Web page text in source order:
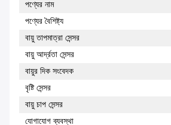
পণ্যের নাম
পণ্যের বৈশিষ্ট্য
বায়ু তাপমাত্রা সেন্সর
বায়ু আর্দ্রতা সেন্সর
বায়ুর দিক সংবেদক
বৃষ্টি সেন্সর
বায়ু চাপ সেন্সর
যোগাযোগ ব্যবস্থা